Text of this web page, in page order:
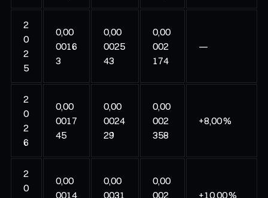
2
0
2
5
0,00
0016
3
0,00
0025
43
0,00
002
174
—
2
0
2
6
0,00
0017
45
0,00
0024
29
0,00
002
358
+8,00 %
2
0
0,00
0014
0,00
0031
0,00
002
+10,00 %